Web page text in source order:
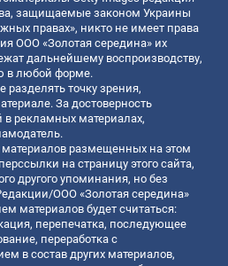
защищаемые законом Украины
правах», никто не имеет права
ООО «Золотая середина» их
дальнейшему воспроизводству,
в любой форме.
разделять точку зрения,
За достоверность
рекламных материалах,
размещенных на этом
на страницу этого сайта,
другого упоминания, но без
ООО «Золотая середина»
материалов будет считаться:
перепечатка, последующее
переработка с
в состав других материалов,